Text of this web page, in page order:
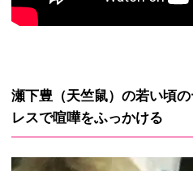
瀬下豊（天竺鼠）の若い頃
レスで喧嘩をふっかける